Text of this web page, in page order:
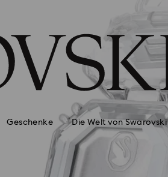
Geschenke Die Welt von Swarovski